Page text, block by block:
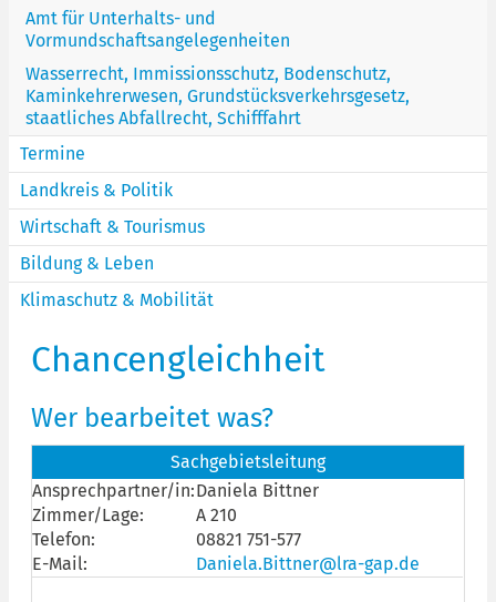
Amt für Unterhalts- und
Vormundschaftsangelegenheiten
Wasserrecht, Immissionsschutz, Bodenschutz,
Kaminkehrerwesen, Grundstücksverkehrsgesetz,
staatliches Abfallrecht, Schifffahrt
Termine
Landkreis & Politik
Wirtschaft & Tourismus
Bildung & Leben
Klimaschutz & Mobilität
Chancengleichheit
Wer bearbeitet was?
Sachgebietsleitung
Ansprechpartner/in:Daniela Bittner
Zimmer/Lage:
A 210
Telefon:
08821 751-577
E-Mail:
Daniela.Bittner@lra-gap.de